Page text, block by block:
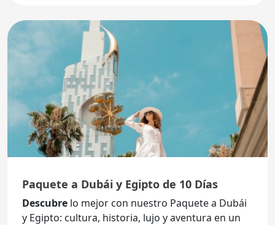
Paquete a Dubái y Egipto de 10 Días
Descubre lo mejor con nuestro Paquete a Dubái
y Egipto: cultura, historia, lujo y aventura en un